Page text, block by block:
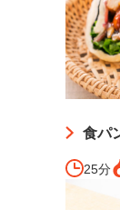
食パ
25分